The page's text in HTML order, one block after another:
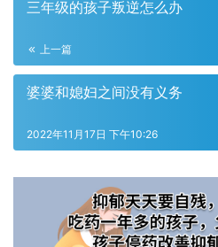
三年级的孩子叛逆怎么办
上一篇
婆婆和媳妇之间没有义务
2022年11月17日 下午10:26